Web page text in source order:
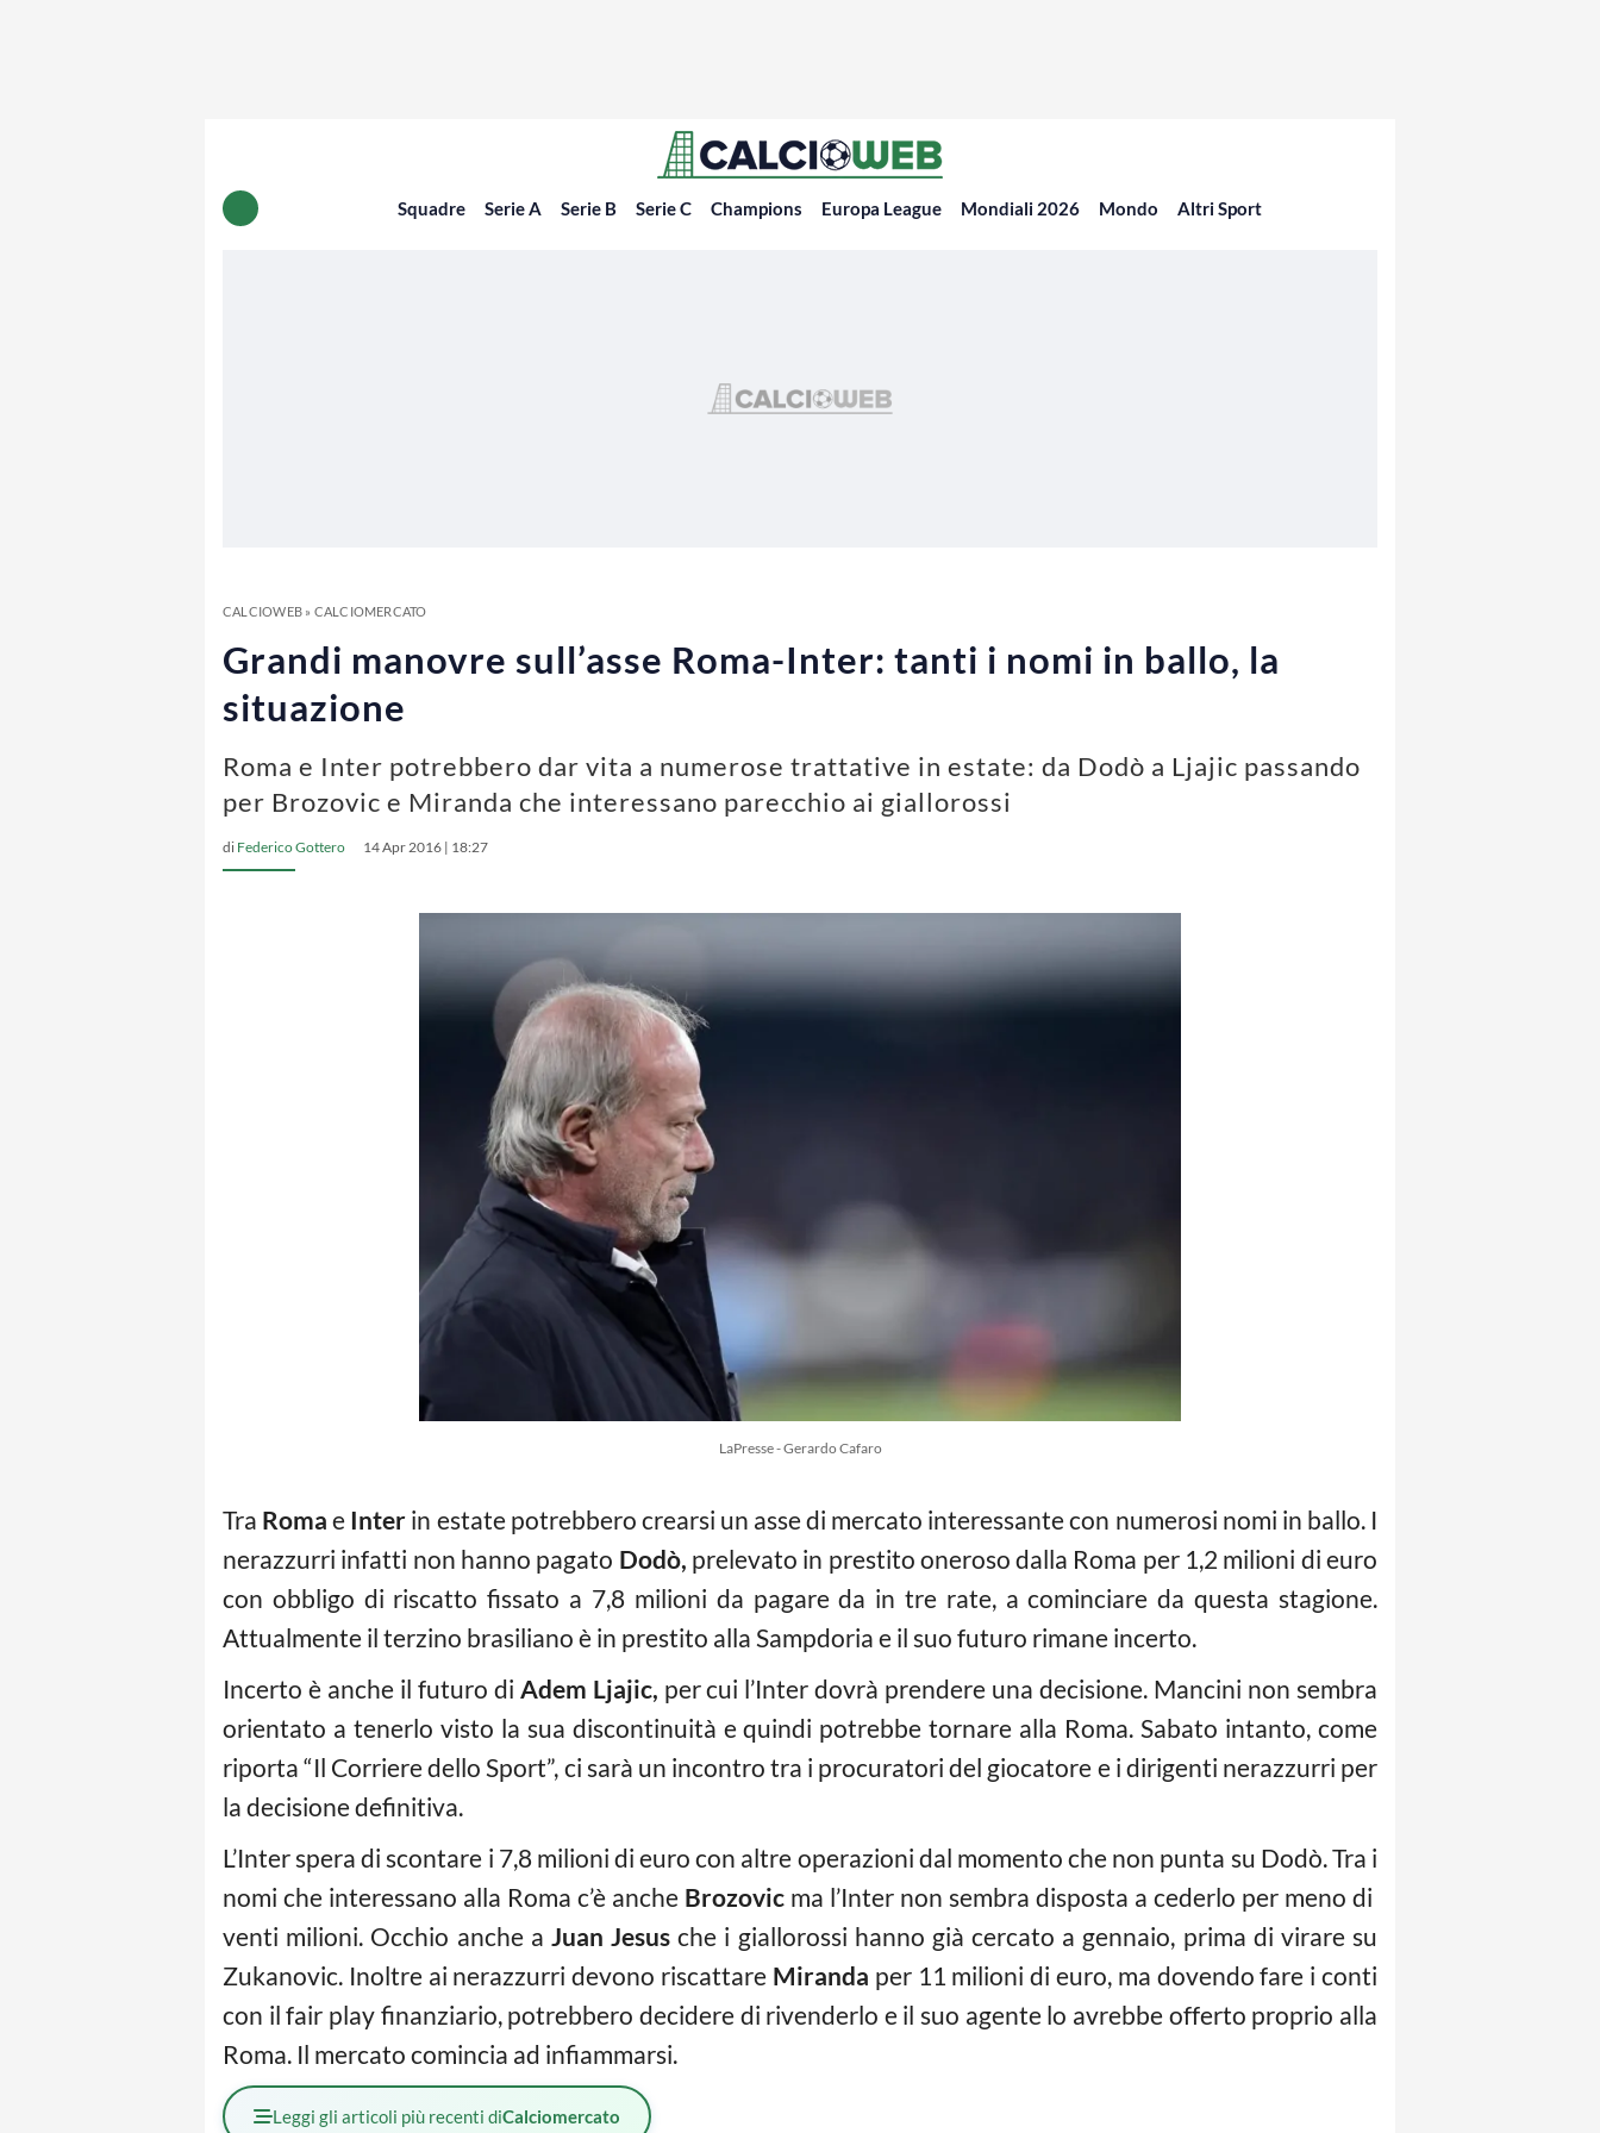
Squadre Serie A Serie B Serie C Champions Europa League Mondiali 2026 Mondo Altri Sport
CALCIOWEB» CALCIOMERCATO
Grandi manovre sull’asse Roma-Inter: tanti i nomi in ballo, la
situazione
Roma e Inter potrebbero dar vita a numerose trattative in estate: da Dodò a Ljajic passando
per Brozovic e Miranda che interessano parecchio ai giallorossi
di Federico Gottero 14 Apr 2016 | 18:27
LaPresse - Gerardo Cafaro
Tra Roma e Inter in estate potrebbero crearsi un asse di mercato interessante con numerosi nomi in ballo. I
nerazzurri infatti non hanno pagato Dodò, prelevato in prestito oneroso dalla Roma per 1,2 milioni di euro
con obbligo di riscatto fissato a 7,8 milioni da pagare da in tre rate, a cominciare da questa stagione.
Attualmente il terzino brasiliano è in prestito alla Sampdoria e il suo futuro rimane incerto.
Incerto è anche il futuro di Adem Ljajic, per cui l’Inter dovrà prendere una decisione. Mancini non sembra
orientato a tenerlo visto la sua discontinuità e quindi potrebbe tornare alla Roma. Sabato intanto, come
riporta “Il Corriere dello Sport”, ci sarà un incontro tra i procuratori del giocatore e i dirigenti nerazzurri per
la decisione definitiva.
L’Inter spera di scontare i 7,8 milioni di euro con altre operazioni dal momento che non punta su Dodò. Tra i
nomi che interessano alla Roma c’è anche Brozovic ma l’Inter non sembra disposta a cederlo per meno di
venti milioni. Occhio anche a Juan Jesus che i giallorossi hanno già cercato a gennaio, prima di virare su
Zukanovic. Inoltre ai nerazzurri devono riscattare Miranda per 11 milioni di euro, ma dovendo fare i conti
con il fair play finanziario, potrebbero decidere di rivenderlo e il suo agente lo avrebbe offerto proprio alla
Roma. Il mercato comincia ad infiammarsi.
Leggi gli articoli più recenti diCalciomercato